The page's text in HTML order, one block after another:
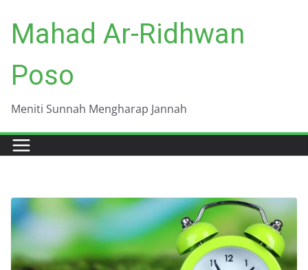
content
Mahad Ar-Ridhwan
Poso
Meniti Sunnah Mengharap Jannah